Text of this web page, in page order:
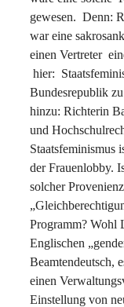
gewesen. Denn:
war eine
einen Vertreter
hier:
Bundesrepublik
hinzu: Richterin
und
Staatsfeminismus
der Frauenlobby.
solcher
Programm? Wohl
Englischen
Beamtendeutsch,
einen
Einstellung von